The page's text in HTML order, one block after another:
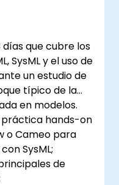
que cubre los
SysML y el uso de
un estudio de
típico de la
en modelos.
hands-on
o Cameo para
SysML;
de